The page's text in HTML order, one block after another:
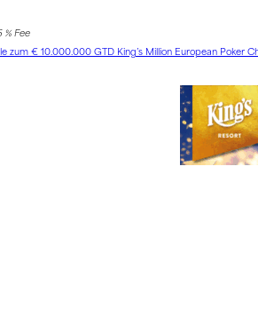
% Fee
zum € 10.000.000 GTD King’s Million European Poker